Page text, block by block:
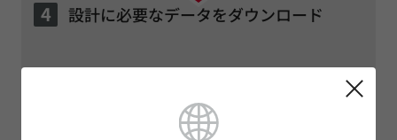
4 設計に必要なデータをダウンロード